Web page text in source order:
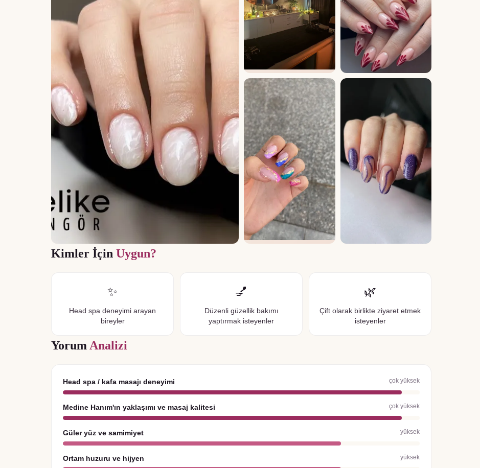
Kimler İçin Uygun?
✨
Head spa deneyimi arayan
bireyler
💅
Düzenli güzellik bakımı
yaptırmak isteyenler
🌿
Çift olarak birlikte ziyaret etmek
isteyenler
Yorum Analizi
Head spa / kafa masajı deneyimi çok yüksek
Medine Hanım'ın yaklaşımı ve masaj kalitesi çok yüksek
Güler yüz ve samimiyet yüksek
Ortam huzuru ve hijyen yüksek